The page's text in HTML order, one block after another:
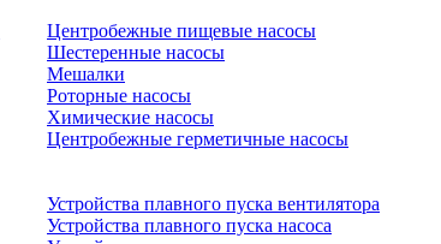
Центробежные пищевые насосы
Шестеренные насосы
Мешалки
Роторные насосы
Химические насосы
Центробежные герметичные насосы
Устройства плавного пуска вентилятора
Устройства плавного пуска насоса